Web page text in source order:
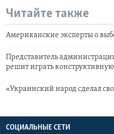
Читайте также
Американские эксперты о
Представитель
решит играть
«Украинский народ сделал
СОЦИАЛЬНЫЕ СЕТИ